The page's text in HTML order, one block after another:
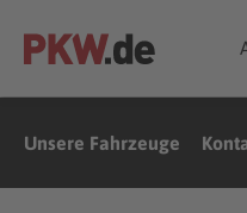
Unsere Fahrzeuge